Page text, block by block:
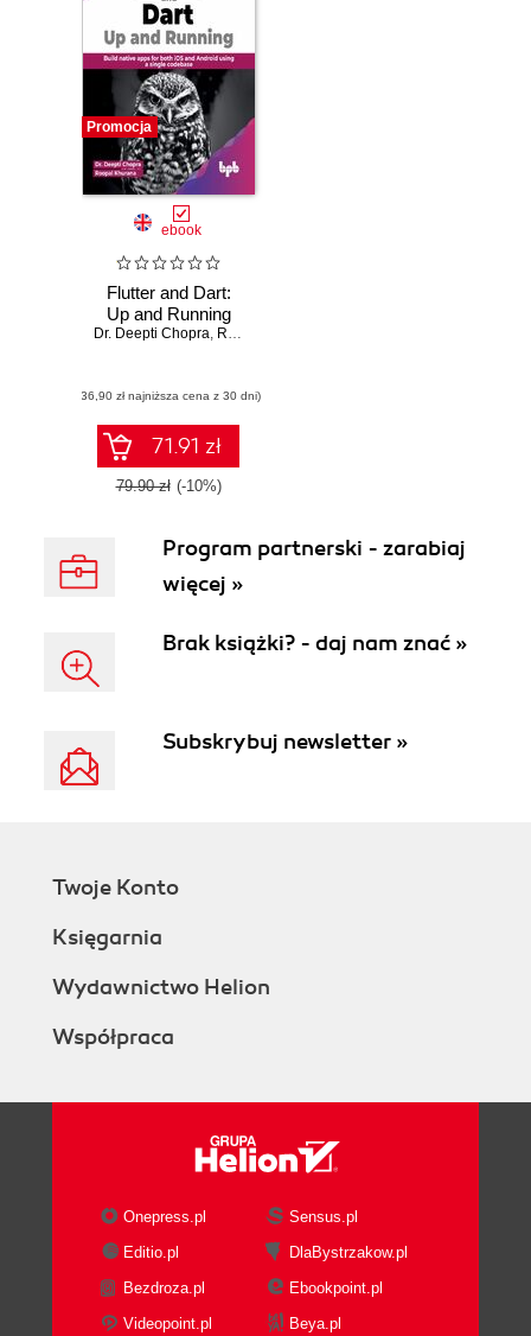
Promocja
ebook
Flutter and Dart:
Up and Running
Dr. Deepti Chopra, Roopal Khurana
(36,90 zł najniższa cena z 30 dni)
71.91 zł
79.90 zł (-10%)
Program partnerski - zarabiaj
więcej »
Brak książki? - daj nam znać »
Subskrybuj newsletter »
Twoje Konto
Księgarnia
Wydawnictwo Helion
Współpraca
Onepress.pl
Sensus.pl
Editio.pl
DlaBystrzakow.pl
Bezdroza.pl
Ebookpoint.pl
Videopoint.pl
Beya.pl